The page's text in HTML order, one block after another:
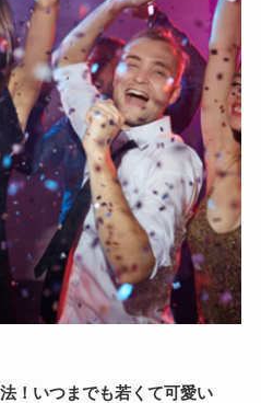
！いつまでも若くて可愛い